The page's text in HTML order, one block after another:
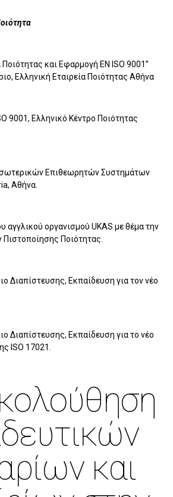
και Εφαρμογή EN ISO 9001”
Ελληνική Εταιρεία Ποιότητας Αθήνα
9001, Ελληνικό Κέντρο Ποιότητας
Επιθεωρητών Συστημάτων
Αθήνα.
αγγλικού οργανισμού UKAS με θέμα την
Ποιότητας.
Διαπίστευσης, Εκπαίδευση για τον νέο
Διαπίστευσης, Εκπαίδευση για το νέο
ISO 17021.
και